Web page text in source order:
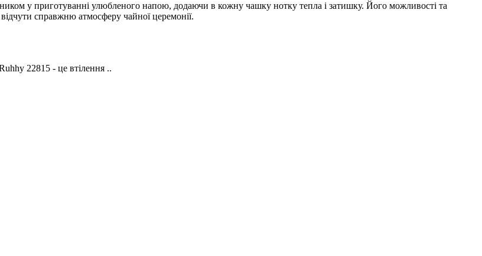
у приготуванні улюбленого напою, додаючи в кожну чашку нотку тепла і затишку. Його можливості та
справжню атмосферу чайної церемонії.
22815 - це втілення ..